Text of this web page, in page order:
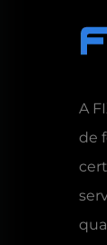
A
de